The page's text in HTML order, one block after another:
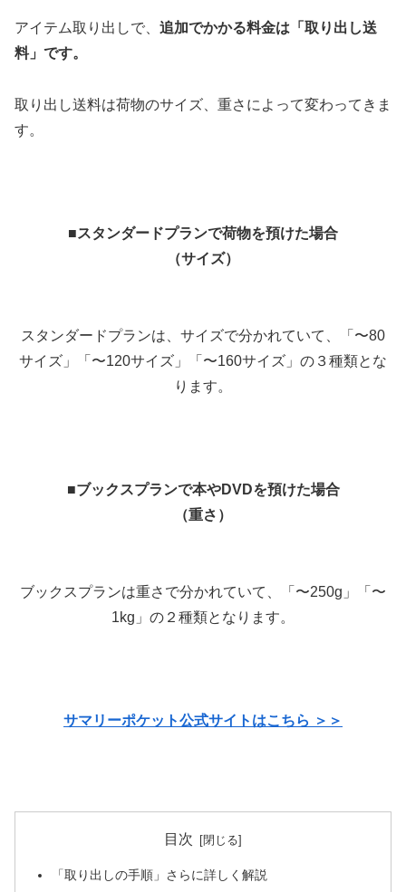
アイテム取り出しで、 追加でかかる料金は「取り出し送
料」です。
取り出し送料は荷物のサイズ、重さによって変わってきま
す。
■スタンダードプランで荷物を預けた場合
（サイズ）
スタンダードプランは、サイズで分かれていて、「〜80
サイズ」「〜120サイズ」「〜160サイズ」の３種類とな
ります。
■ブックスプランで本やDVDを預けた場合
（重さ）
ブックスプランは重さで分かれていて、「〜250g」「〜
1kg」の２種類となります。
サマリーポケット公式サイトはこちら ＞＞
目次
「取り出しの手順」さらに詳しく解説